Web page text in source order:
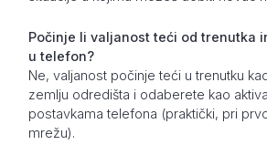
Počinje li valjanost teći od trenutka
u telefon?
Ne, valjanost počinje teći u trenutku
zemlju odredišta i odaberete kao
postavkama telefona (praktički, pri
mrežu).